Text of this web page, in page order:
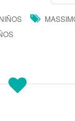
NIÑOS